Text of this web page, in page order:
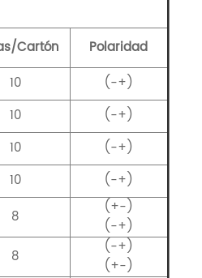
Cartón
Polaridad
10
(-+)
10
(-+)
10
(-+)
10
(-+)
8
(+-)
(-+)
8
(-+)
(+-)